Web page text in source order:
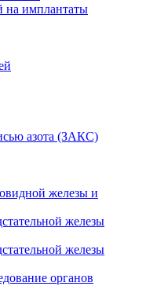
на имплантаты
азота (ЗАКС)
железы и
железы
железы
органов